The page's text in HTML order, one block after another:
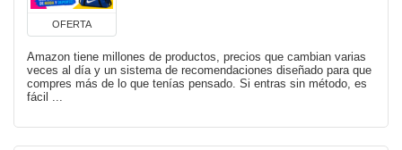
OFERTA
Amazon tiene millones de productos, precios que cambian varias
veces al día y un sistema de recomendaciones diseñado para que
compres más de lo que tenías pensado. Si entras sin método, es
fácil ...